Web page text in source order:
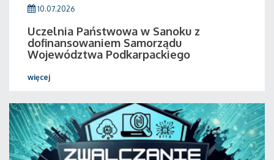
10.07.2026
Uczelnia Państwowa w Sanoku z
dofinansowaniem Samorządu
Województwa Podkarpackiego
więcej